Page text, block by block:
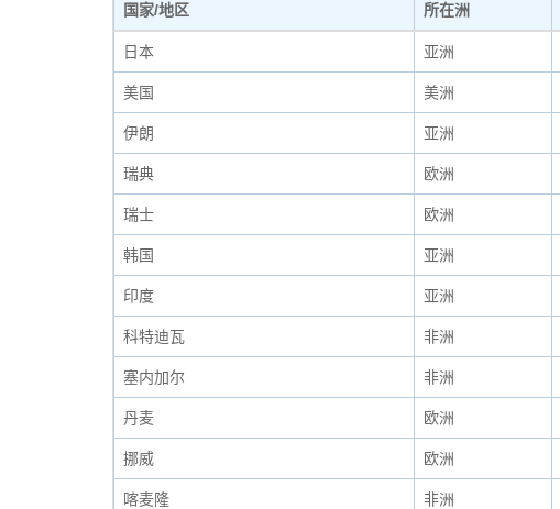
国家/地区 所在洲
日本 亚洲
美国 美洲
伊朗 亚洲
瑞典 欧洲
瑞士 欧洲
韩国 亚洲
印度 亚洲
科特迪瓦 非洲
塞内加尔 非洲
丹麦 欧洲
挪威 欧洲
喀麦隆 非洲